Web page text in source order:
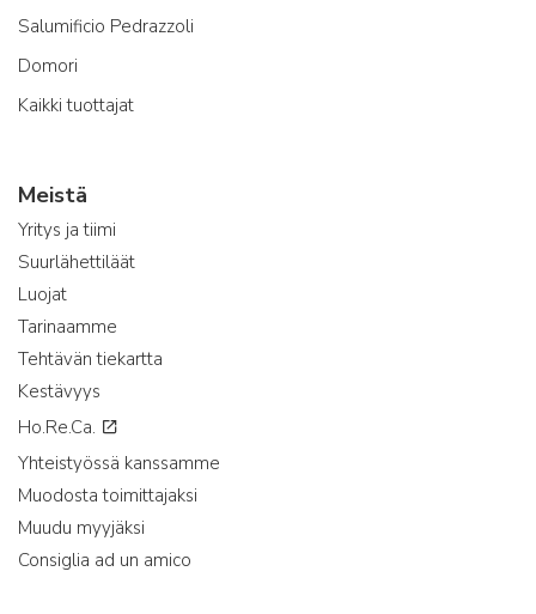
Salumificio Pedrazzoli
Domori
Kaikki tuottajat
Meistä
Yritys ja tiimi
Suurlähettiläät
Luojat
Tarinaamme
Tehtävän tiekartta
Kestävyys
Ho.Re.Ca.
Yhteistyössä kanssamme
Muodosta toimittajaksi
Muudu myyjäksi
Consiglia ad un amico